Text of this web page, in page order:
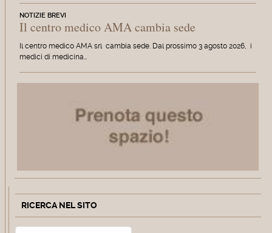
NOTIZIE BREVI
Il centro medico AMA cambia sede
Il centro medico AMA srl cambia sede. Dal prossimo 3 agosto 2026, i
medici di medicina…
RICERCA NEL SITO
Cerca Type 2 or more characters for